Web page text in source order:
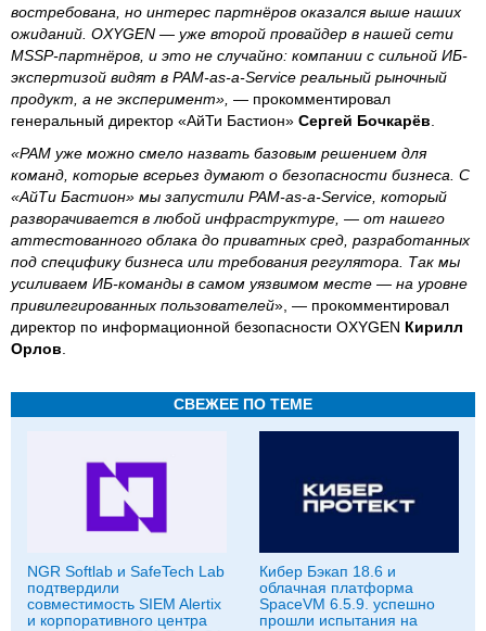
востребована, но интерес партнёров оказался выше наших
ожиданий. OXYGEN — уже второй провайдер в нашей сети
MSSP-партнёров, и это не случайно: компании с сильной ИБ-
экспертизой видят в PAM-as-a-Service реальный рыночный
продукт, а не эксперимент», — прокомментировал
генеральный директор «АйТи Бастион» Сергей Бочкарёв
«PAM уже можно смело назвать базовым решением для
команд, которые всерьез думают о безопасности бизнеса. С
«АйТи Бастион» мы запустили PAM-as-a-Service, который
разворачивается в любой инфраструктуре, — от нашего
аттестованного облака до приватных сред, разработанных
под специфику бизнеса или требования регулятора. Так мы
усиливаем ИБ-команды в самом уязвимом месте — на уровне
привилегированных пользователей», — прокомментировал
директор по информационной безопасности OXYGEN Кирилл
Орлов
СВЕЖЕЕ ПО ТЕМЕ
NGR Softlab и SafeTech Lab
подтвердили
совместимость SIEM Alertix
и корпоративного центра
Кибер Бэкап 18.6 и
облачная платформа
SpaceVM 6.5.9. успешно
прошли испытания на